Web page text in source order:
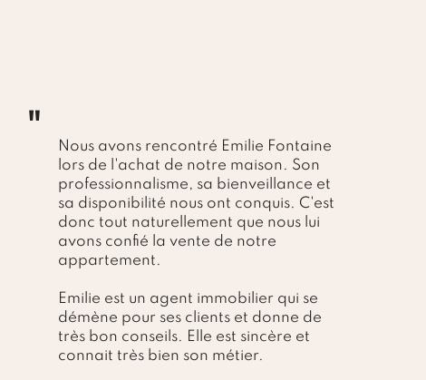
Nous avons rencontré Emilie Fontaine
lors de l'achat de notre maison. Son
professionnalisme, sa bienveillance et
sa disponibilité nous ont conquis. C'est
donc tout naturellement que nous lui
avons confié la vente de notre
appartement.
Emilie est un agent immobilier qui se
démène pour ses clients et donne de
très bon conseils. Elle est sincère et
connait très bien son métier.
"